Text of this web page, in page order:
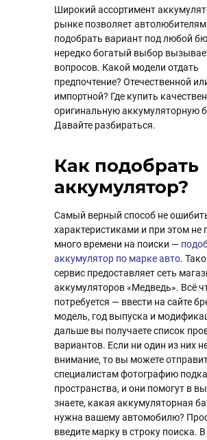
Широкий ассортимент
рынке позволяет автолюбителям
подобрать вариант под любой
нередко богатый выбор
вопросов. Какой модели отдать
предпочтение? Отечественной
импортной? Где купить
оригинальную аккумуляторную
Давайте разбираться.
Как подобрать
аккумулятор?
Самый верный способ не
характеристиками и при этом не
много времени на поиски —
аккумулятор по марке авто.
сервис предоставляет сеть
аккумуляторов «Медведь». Всё
потребуется — ввести на сайте
модель, год выпуска и
дальше вы получаете список
вариантов. Если ни один из них
внимание, то вы можете
специалистам фотографию
пространства, и они помогут в
знаете, какая аккумуляторная
нужна вашему автомобилю?
введите марку в строку поиска.